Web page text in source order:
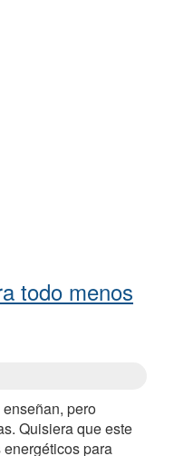
todo menos
pero
Quisiera que este
para